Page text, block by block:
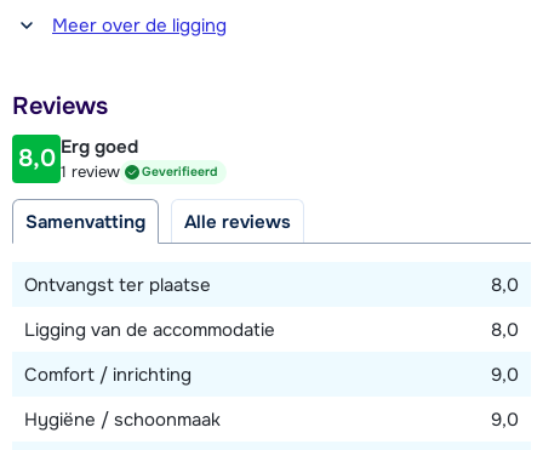
Afstand tot winkel(s)
700 - 900 meter
700 - 900 meter
Afstand tot piste
1000 meter (via skilift)
400 meter
Bekijk kaart
Meer over de ligging
Reviews
8,0 Erg goed
1 review Geverifieerd
Samenvatting Alle reviews
Ontvangst ter plaatse
8,0
Ligging van de accommodatie
8,0
Comfort / inrichting
9,0
Hygiëne / schoonmaak
9,0